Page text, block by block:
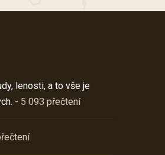
lenosti, a to vše je
- 5 093 přečtení